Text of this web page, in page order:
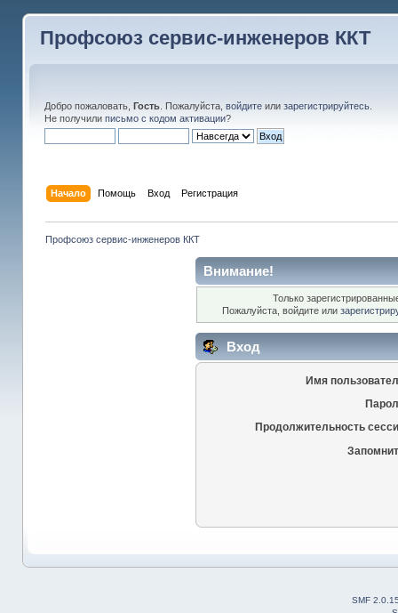
Профсоюз сервис-инженеров ККТ
Добро пожаловать, Гость. Пожалуйста, войдитеили зарегистрируйтесь.
Не получили письмо с кодом активации?
Начало Помощь Вход Регистрация
Профсоюз сервис-инженеров ККТ
Внимание!
Только
Пожалуйста, войдите или
Вход
Имя
Продолжительность
SMF